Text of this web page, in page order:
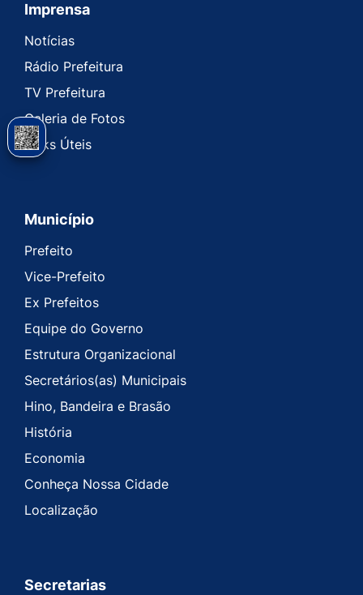
Seção do Rodapé e Contato
Imprensa
Notícias
Rádio Prefeitura
TV Prefeitura
Galeria de Fotos
Links Úteis
Município
Prefeito
Vice-Prefeito
Ex Prefeitos
Equipe do Governo
Estrutura Organizacional
Secretários(as) Municipais
Hino, Bandeira e Brasão
História
Economia
Conheça Nossa Cidade
Localização
Secretarias